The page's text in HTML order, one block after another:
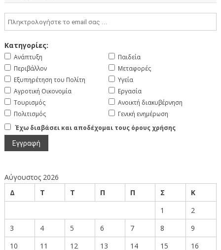
Κατηγορίες:
Ανάπτυξη
Περιβάλλον
Εξυπηρέτηση του Πολίτη
Αγροτική Οικονομία
Τουρισμός
Πολιτισμός
Παιδεία
Μεταφορές
Υγεία
Εργασία
Ανοικτή διακυβέρνηση
Γενική ενημέρωση
Έχω διαβάσει και αποδέχομαι τους όρους χρήσης
Αύγουστος 2026
Δ
Τ Τ Π Π Σ
Κ
1
2
3
4 5 6 7 8
9
10
11 12 13 14 15 16